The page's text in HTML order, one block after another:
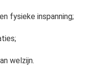
fysieke inspanning;
welzijn.